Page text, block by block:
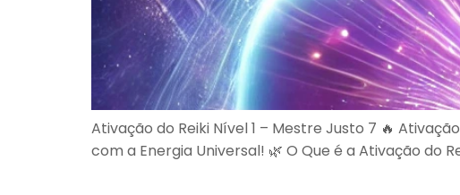
Ativação do Reiki Nível 1 – Mestre Justo 7 🔥
com a Energia Universal! 🌿 O Que é a Ativação do